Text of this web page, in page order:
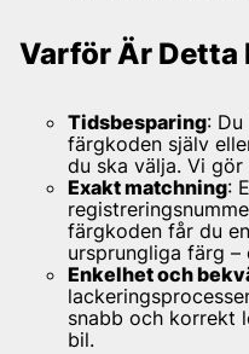
Varför Är Detta
Tidsbesparing:
färgkoden själv
du ska välja. Vi
Exakt matchning:
färgkoden får du
ursprungliga färg
Enkelhet och
snabb och korrekt
bil.